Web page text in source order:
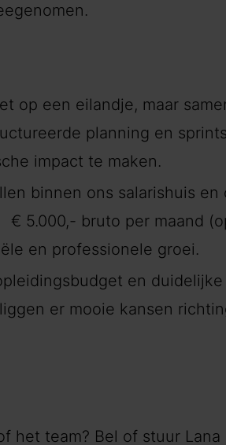
op een eilandje, maar
planning en
impact te maken.
binnen ons salarishuis
5.000,- bruto per maand
en professionele groei.
en
er mooie kansen
het team? Bel of stuur